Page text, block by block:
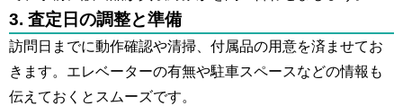
3. 査定日の調整と準備
訪問日までに動作確認や清掃、付属品の用意を済ませてお
きます。エレベーターの有無や駐車スペースなどの情報も
伝えておくとスムーズです。